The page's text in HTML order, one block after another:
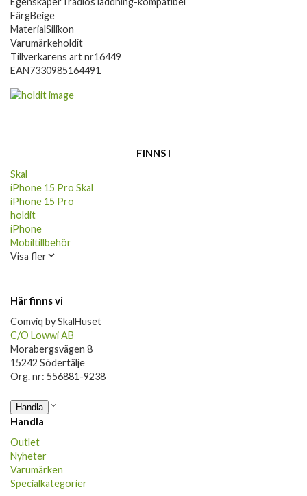
FärgBeige
MaterialSilikon
Varumärkeholdit
Tillverkarens art nr16449
EAN7330985164491
FINNS I
Skal
iPhone 15 Pro Skal
iPhone 15 Pro
holdit
iPhone
Mobiltillbehör
Visa fler
Här finns vi
Comviq by SkalHuset
C/O Lowwi AB
Morabergsvägen 8
15242 Södertälje
Org. nr: 556881-9238
Handla
Handla
Outlet
Nyheter
Varumärken
Specialkategorier